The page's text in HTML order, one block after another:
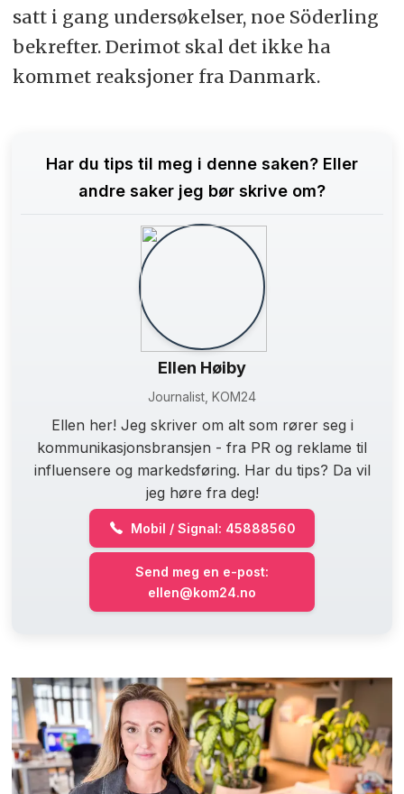
satt i gang undersøkelser, noe Söderling
bekrefter. Derimot skal det ikke ha
kommet reaksjoner fra Danmark.
Har du tips til meg i denne saken? Eller
andre saker jeg bør skrive om?
Ellen Høiby
Journalist, KOM24
Ellen her! Jeg skriver om alt som rører seg i
kommunikasjonsbransjen - fra PR og reklame til
influensere og markedsføring. Har du tips? Da vil
jeg høre fra deg!
Mobil / Signal: 45888560
Send meg en e-post:
ellen@kom24.no